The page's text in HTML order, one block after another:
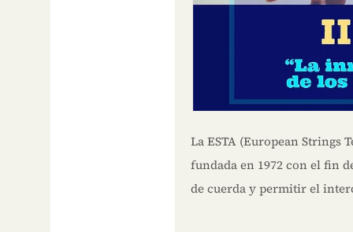
La ESTA (European Strings
fundada en 1972 con el fin
de cuerda y permitir el